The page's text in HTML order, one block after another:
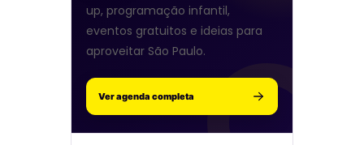
up, programação infantil,
eventos gratuitos e ideias para
aproveitar São Paulo.
Ver agenda completa